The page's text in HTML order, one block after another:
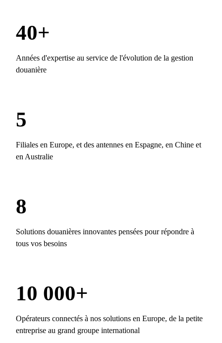
40+
Années d'expertise au service de l'évolution de la gestion
douanière
5
Filiales en Europe, et des antennes en Espagne, en Chine et
en Australie
8
Solutions douanières innovantes pensées pour répondre à
tous vos besoins
10 000+
Opérateurs connectés à nos solutions en Europe, de la petite
entreprise au grand groupe international